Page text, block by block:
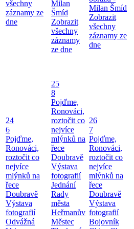
všechny
záznamy ze
dne
Milan
Šmíd
Zobrazit
všechny
záznamy
ze dne
Milan Šmíd
Zobrazit
všechny
záznamy ze
dne
24
6
Pojďme,
Ronováci,
roztočit co
nejvíce
mlýnků na
řece
Doubravě
Výstava
fotografií
Odvážná
25
8
Pojďme,
Ronováci,
roztočit co
nejvíce
mlýnků na
řece
Doubravě
Výstava
fotografií
Jednání
Rady
města
Heřmanův
Městec
26
7
Pojďme,
Ronováci,
roztočit co
nejvíce
mlýnků na
řece
Doubravě
Výstava
fotografií
Bojovník